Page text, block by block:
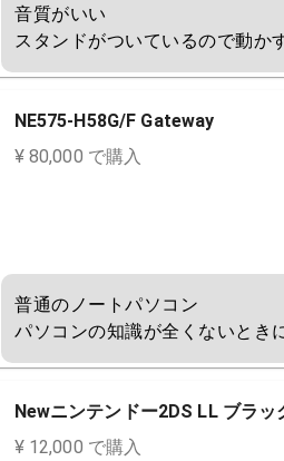
音質がいい
スタンドがついているので動か
NE575-H58G/F Gateway
¥ 80,000 で購入
普通のノートパソコン
パソコンの知識が全くないとき
Newニンテンドー2DS LL ブラッ
¥ 12,000 で購入